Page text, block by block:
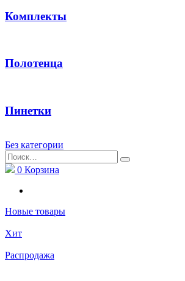
Комплекты
Полотенца
Пинетки
Без категории
Найти:
0 Корзина
Новые товары
Хит
Распродажа